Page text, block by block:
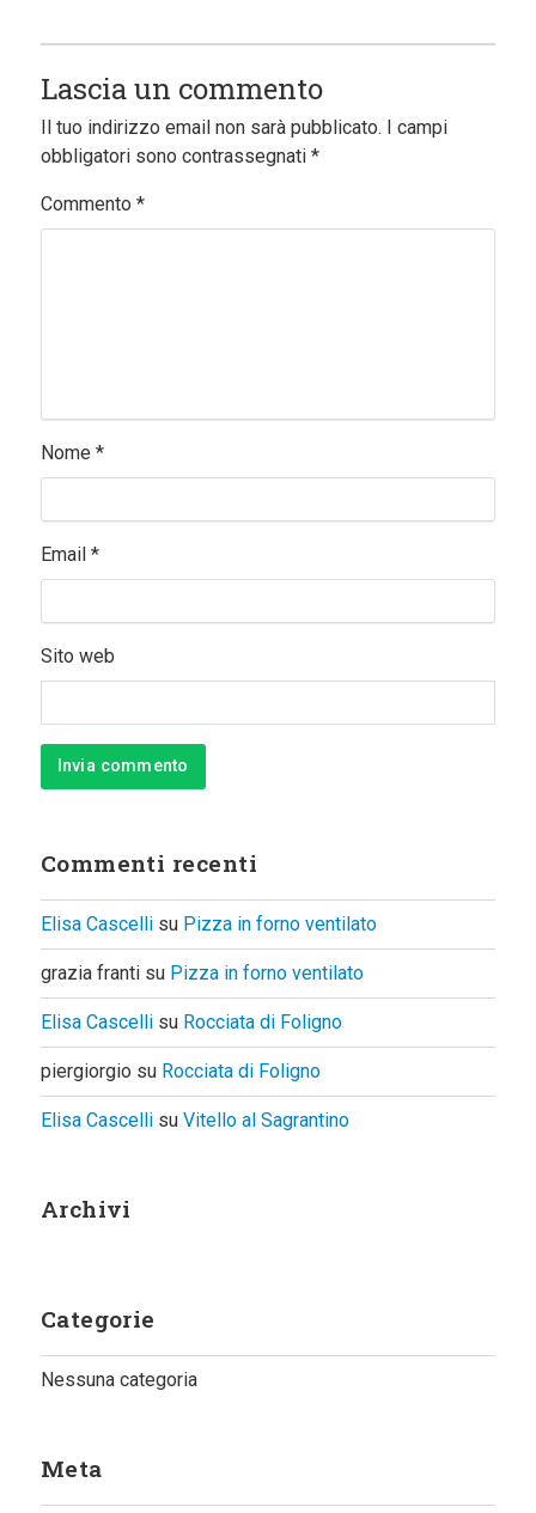
Lascia un commento
Il tuo indirizzo email non sarà pubblicato. I campi
obbligatori sono contrassegnati *
Commento *
Nome *
Email *
Sito web
Commenti recenti
Elisa Cascellisu Pizza in forno ventilato
grazia frantisu Pizza in forno ventilato
Elisa Cascellisu Rocciata di Foligno
piergiorgio su Rocciata di Foligno
Elisa Cascellisu Vitello al Sagrantino
Archivi
Categorie
Nessuna categoria
Meta